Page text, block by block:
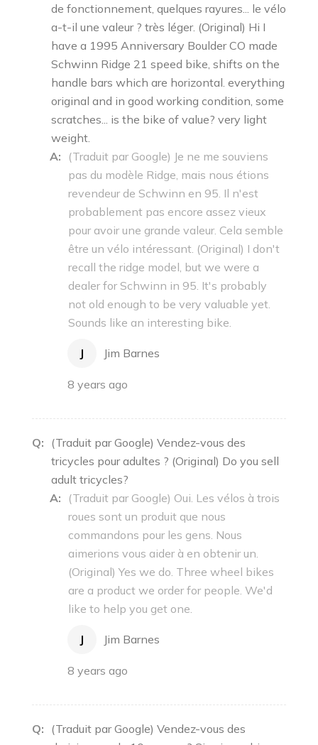
de fonctionnement, quelques rayures... le vélo
a-t-il une valeur ? très léger. (Original) Hi I
have a 1995 Anniversary Boulder CO made
Schwinn Ridge 21 speed bike, shifts on the
handle bars which are horizontal. everything
original and in good working condition, some
scratches... is the bike of value? very light
weight.
A:
(Traduit par Google) Je ne me souviens
pas du modèle Ridge, mais nous étions
revendeur de Schwinn en 95. Il n'est
probablement pas encore assez vieux
pour avoir une grande valeur. Cela semble
être un vélo intéressant. (Original) I don't
recall the ridge model, but we were a
dealer for Schwinn in 95. It's probably
not old enough to be very valuable yet.
Sounds like an interesting bike.
J Jim Barnes
8 years ago
Q: (Traduit par Google) Vendez-vous des
tricycles pour adultes ? (Original) Do you sell
adult tricycles?
A:
(Traduit par Google) Oui. Les vélos à trois
roues sont un produit que nous
commandons pour les gens. Nous
aimerions vous aider à en obtenir un.
(Original) Yes we do. Three wheel bikes
are a product we order for people. We'd
like to help you get one.
J Jim Barnes
8 years ago
Q: (Traduit par Google) Vendez-vous des